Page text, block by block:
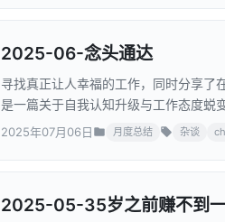
2025-06-念头通达
寻找真正让人幸福的工作，同时分享了
是一篇关于自我认知升级与工作态度蜕
2025年07月06日 月度总结 杂谈
2025-05-35岁之前赚不到一